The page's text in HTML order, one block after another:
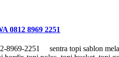
0812 8969 2251
8969-2251 sentra topi sablon